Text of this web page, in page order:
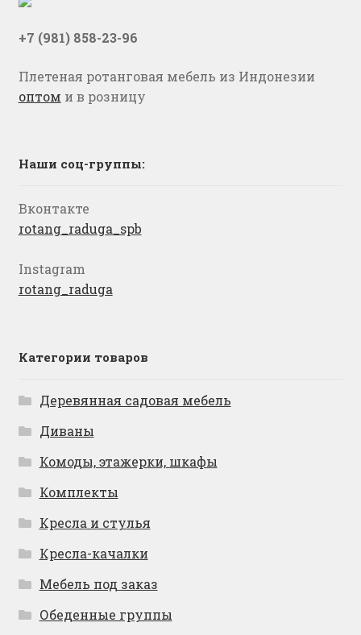
+7 (981) 858-23-96
Плетеная ротанговая мебель из Индонезии
оптом и в розницу
Наши соц-группы:
Вконтакте
rotang_raduga_spb
Instagram
rotang_raduga
Категории товаров
Деревянная садовая мебель
Диваны
Комоды, этажерки, шкафы
Комплекты
Кресла и стулья
Кресла-качалки
Мебель под заказ
Обеденные группы